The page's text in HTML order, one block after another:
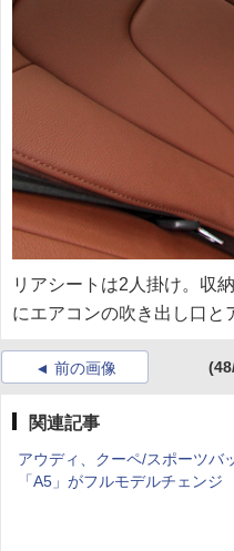
リアシートは2人掛け。収
にエアコンの吹き出し口と
前の画像
関連記事
アウディ、クーペ/スポーツバ
「A5」がフルモデルチェンジ